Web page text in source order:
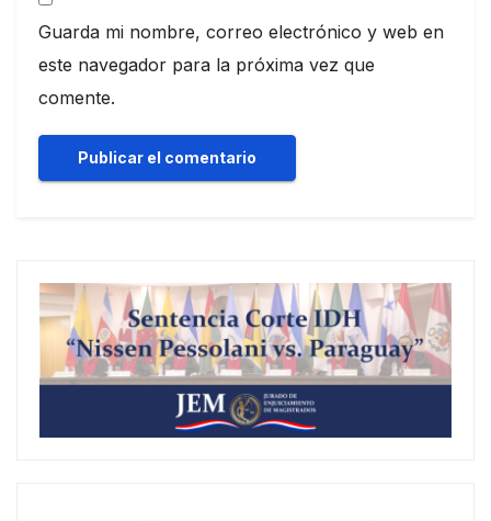
Guarda mi nombre, correo electrónico y web en
este navegador para la próxima vez que
comente.